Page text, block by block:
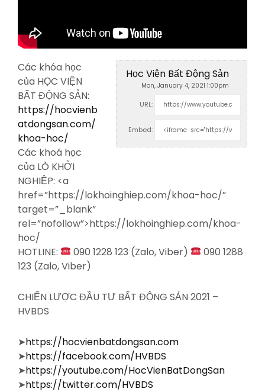
Học Viện Bất Động Sản
Mon, January 4, 2021 1:00pm
URL:
Embed:
Các khóa học
của HỌC VIỆN
BẤT ĐỘNG SẢN:
https://hocvienb
atdongsan.com/
khoa-hoc/
Các khoá học
của LÒ KHỞI
NGHIỆP: <a
href=”https://lokhoinghiep.com/khoa-hoc/”
target=”_blank”
rel=”nofollow”>https://lokhoinghiep.com/khoa-
hoc/
HOTLINE:
090 1228 123 (Zalo, Viber)
090 1288
123 (Zalo, Viber)
CHIẾN LƯỢC ĐẦU TƯ BẤT ĐỘNG SẢN 2021 –
HVBDS
➤https://hocvienbatdongsan.com
➤https://facebook.com/HVBDS
➤https://youtube.com/HocVienBatDongSan
➤https://twitter.com/HVBDS